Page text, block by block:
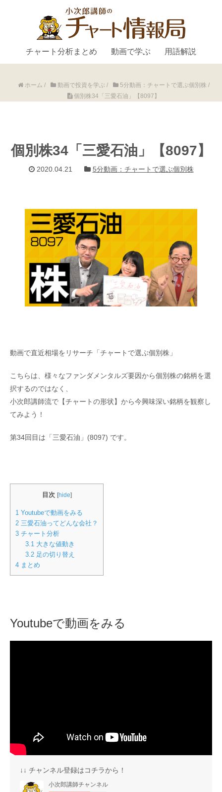
チャート分析まとめ 動画で学ぶ 用語解説
ホーム / 動画で投資を学ぶ / 5分動画：チャートで選ぶ個別株 /
個別株34「三愛石油」【8097】
個別株34「三愛石油」【8097】
2020.04.21 5分動画：チャートで選ぶ個別株
動画で直近相場をリサーチ「チャートで選ぶ個別株」
こちらは、様々なファンダメンタルズ要因から個別株の銘柄を選
択するのではなく、
小次郎講師流で【チャートの形状】から今興味深い銘柄を観察し
てみよう！
第34回目は「三愛石油」(8097) です。
目次 [hide]
1 Youtubeで動画をみる
2 三愛石油ってどんな会社？
3 チャート分析
3.1大きな値動き
3.2足の切り替え
4 まとめ
Youtubeで動画をみる
↓↓ チャンネル登録はコチラから！